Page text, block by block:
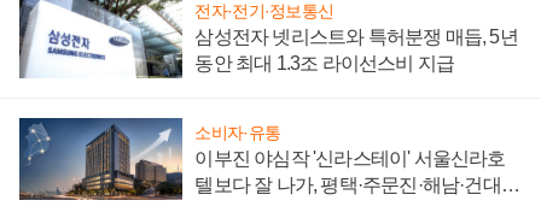
전자·전기·정보통신
삼성전자 넷리스트와 특허분쟁 매듭, 5년
동안 최대 1.3조 라이선스비 지급
소비자·유통
이부진 야심작 '신라스테이' 서울신라호
텔보다 잘 나가, 평택·주문진·해남·건대로